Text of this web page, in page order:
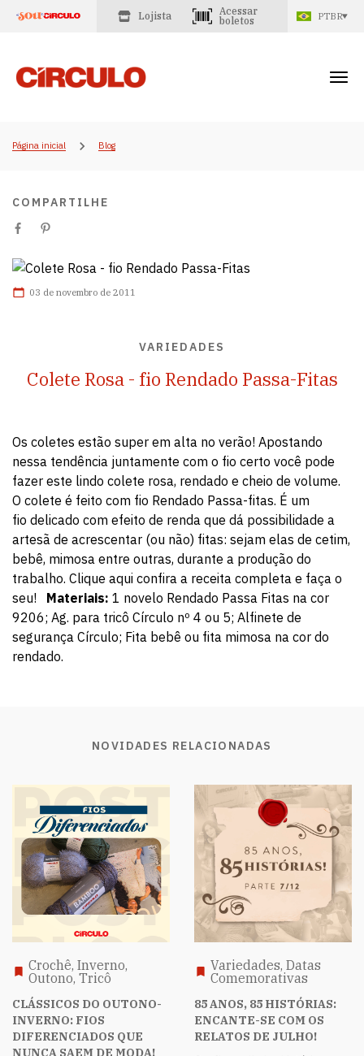
Lojista
Acessar
boletos
PTBR
Página inicial Blog
COMPARTILHE
03 de novembro de 2011
VARIEDADES
Colete Rosa - fio Rendado Passa-Fitas
Os coletes estão super em alta no verão! Apostando
nessa tendência juntamente com o fio certo você pode
fazer este lindo colete rosa, rendado e cheio de volume.
O colete é feito com fio Rendado Passa-fitas. É um
fio delicado com efeito de renda que dá possibilidade a
artesã de acrescentar (ou não) fitas: sejam elas de cetim,
bebê, mimosa entre outras, durante a produção do
trabalho. Clique aqui confira a receita completa e faça o
seu! Materiais: 1 novelo Rendado Passa Fitas na cor
9206; Ag. para tricô Círculo nº 4 ou 5; Alfinete de
segurança Círculo; Fita bebê ou fita mimosa na cor do
rendado.
NOVIDADES RELACIONADAS
Crochê, Inverno,
Outono, Tricô
CLÁSSICOS DO OUTONO-
INVERNO: FIOS
DIFERENCIADOS QUE
NUNCA SAEM DE MODA!
Variedades, Datas
Comemorativas
85 ANOS, 85 HISTÓRIAS:
ENCANTE-SE COM OS
RELATOS DE JULHO!